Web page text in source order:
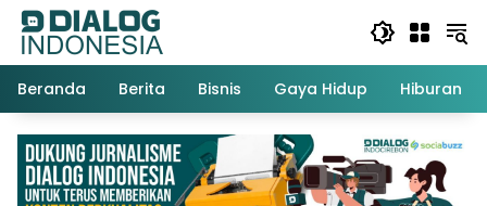
Langsung
konten
Beranda
Berita Bisnis Gaya Hidup Hiburan